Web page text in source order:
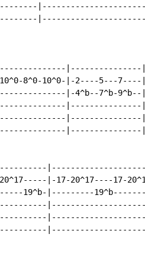
|---------------
10^0-8^0-10^0-|-2----5---
|-4^b--7^b-9^b--|-
|---------------
|---------------
|---------------
|-17-20^17----17-
19^b-|---------19^b--------